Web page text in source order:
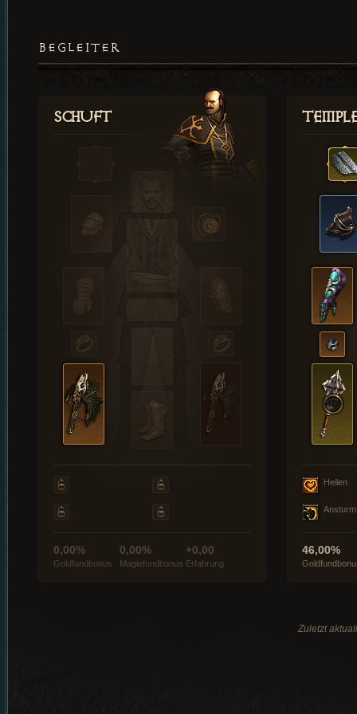
BEGLEITER
Schuft
0,00%
Goldfundbonus
0,00%
Magiefundbonus
+0,00
Erfahrung
Heilen
Ansturm
46,00%
Zuletzt